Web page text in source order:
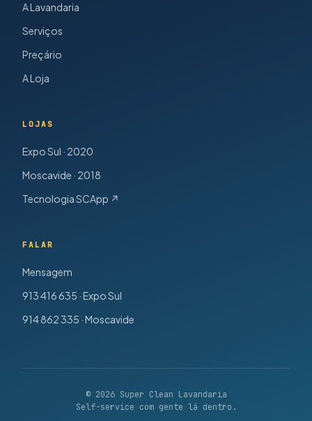
A Lavandaria
Serviços
Preçário
A Loja
LOJAS
Expo Sul · 2020
Moscavide · 2018
Tecnologia SCApp ↗
FALAR
Mensagem
913 416 635 · Expo Sul
914 862 335 · Moscavide
© 2026 Super Clean Lavandaria
Self-service com gente lá dentro.